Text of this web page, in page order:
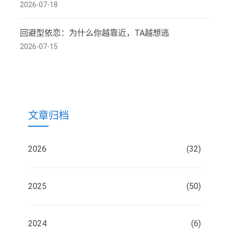
2026-07-18
回避型依恋：为什么你越靠近，TA越想逃
2026-07-15
文章归档
2026 (32)
2025 (50)
2024 (6)